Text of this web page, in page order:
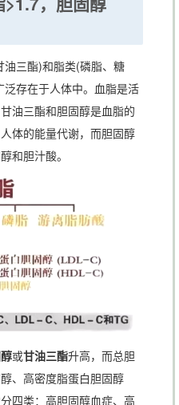
油三酯)和脂类(磷脂、糖
存在于人体中。血脂是活
油三酯和胆固醇是血脂的
体的能量代谢，而胆固醇
和胆汁酸。
或甘油三酯升高，而总胆
、高密度脂蛋白胆固醇
四类：高胆固醇血症、高